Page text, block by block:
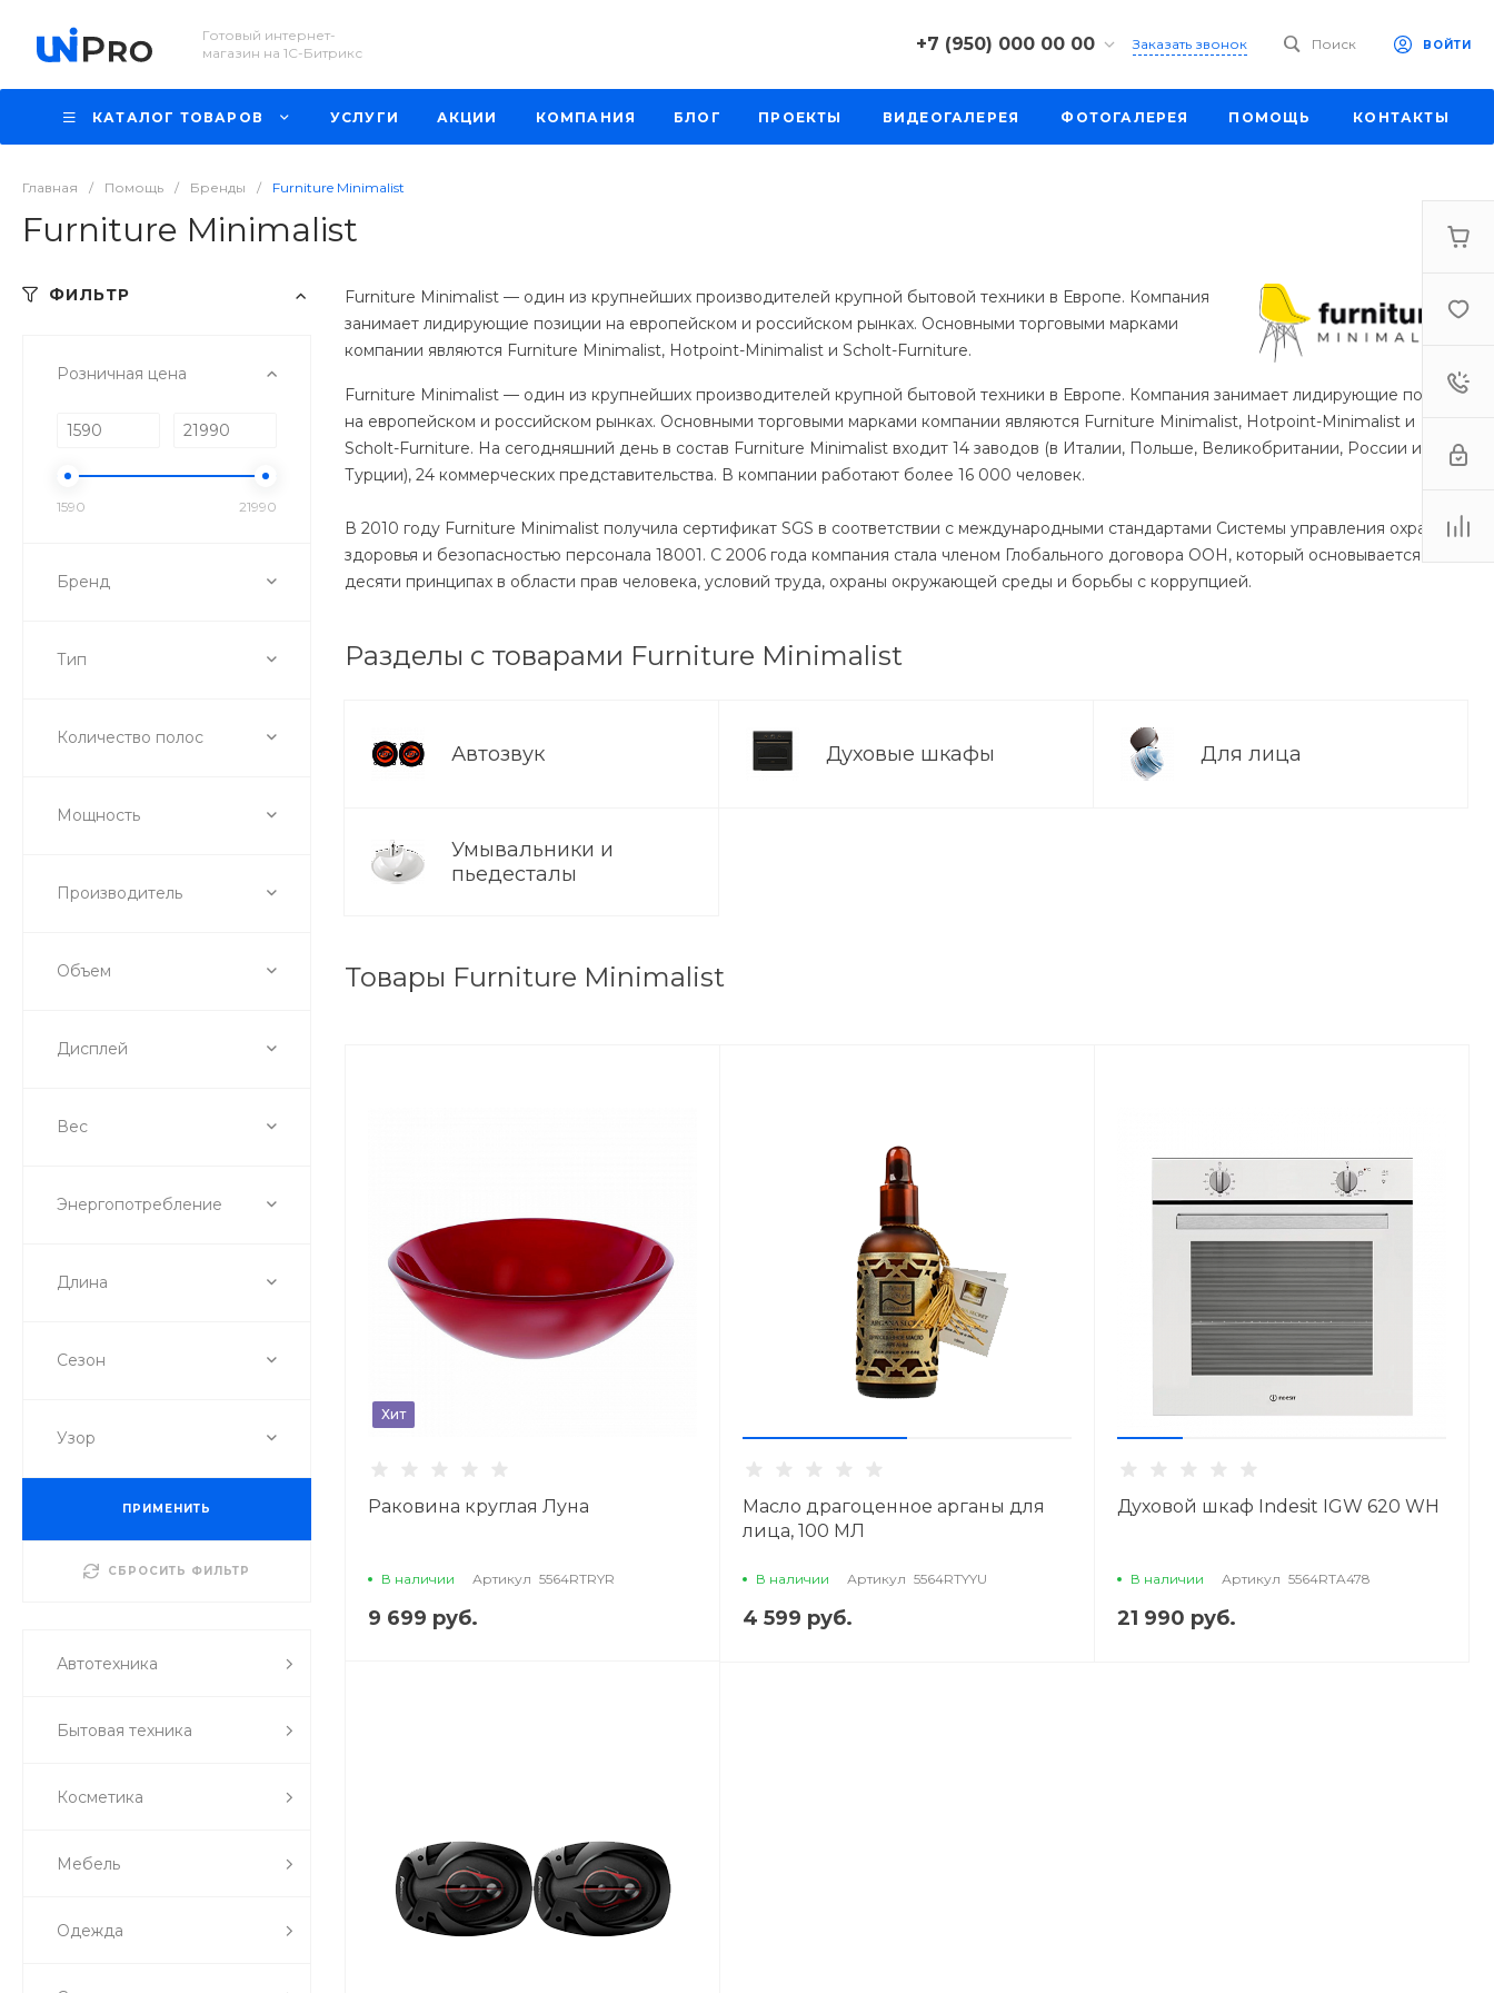
Готовый интернет-
магазин на 1С-Битрикс
+7 (950) 000 00 00
г. Челябинск, ул. Труда,
г. Челябинск,
Копейское ш., 64
Пн-Пт: 9:30-18:30
Cб-Вс: Выходной
+7 (950) 000 00 00
г. Екатеринбург,
Варшавское ш., 159, оф
Cб-Вс: Выходной
sale@intecweb.ru
Заказать звонок Поиск ВОЙТИ
КАТАЛОГ ТОВАРОВ УСЛУГИ АКЦИИ КОМПАНИЯ БЛОГ ПРОЕКТЫ ВИДЕОГАЛЕРЕЯ ФОТОГАЛЕРЕЯ ПОМОЩЬ КОНТАКТЫ
Главная / Помощь / Бренды / Furniture Minimalist
Furniture Minimalist
ФИЛЬТР
Розничная цена
1590 21990
Бренд
Тип
Количество полос
Мощность
Производитель
Объем
Дисплей
Вес
Энергопотребление
Длина
Сезон
Узор
ПРИМЕНИТЬ
СБРОСИТЬ ФИЛЬТР
Автотехника
Бытовая техника
Косметика
Мебель
Одежда
Furniture Minimalist — один из крупнейших производителей крупной бытовой техники в Европе. Компания
занимает лидирующие позиции на европейском и российском рынках. Основными торговыми марками
компании являются Furniture Minimalist, Hotpoint-Minimalist и Scholt-Furniture.
Furniture Minimalist — один из крупнейших производителей крупной бытовой техники в Европе. Компания занимает лидирующие позиции
на европейском и российском рынках. Основными торговыми марками компании являются Furniture Minimalist, Hotpoint-Minimalist и
Scholt-Furniture. На сегодняшний день в состав Furniture Minimalist входит 14 заводов (в Италии, Польше, Великобритании, России и
Турции), 24 коммерческих представительства. В компании работают более 16 000 человек.
В 2010 году Furniture Minimalist получила сертификат SGS в соответствии с международными стандартами Системы управления охраной
здоровья и безопасностью персонала 18001. С 2006 года компания стала членом Глобального договора ООН, который основывается на
десяти принципах в области прав человека, условий труда, охраны окружающей среды и борьбы с коррупцией.
Разделы с товарами Furniture Minimalist
Автозвук Духовые шкафы Для лица
Умывальники и
пьедесталы
Товары Furniture Minimalist
Хит
Раковина круглая Луна
В наличии Артикул 5564RTRYR
9 699 руб.
Масло драгоценное арганы для
лица, 100 МЛ
В наличии Артикул 5564RTYYU
4 599 руб.
Духовой шкаф Indesit IGW 620 WH
В наличии Артикул 5564RTA478
21 990 руб.